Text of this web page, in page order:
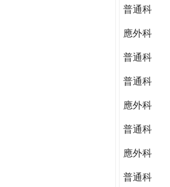
普通科
應外科
普通科
普通科
應外科
普通科
應外科
普通科